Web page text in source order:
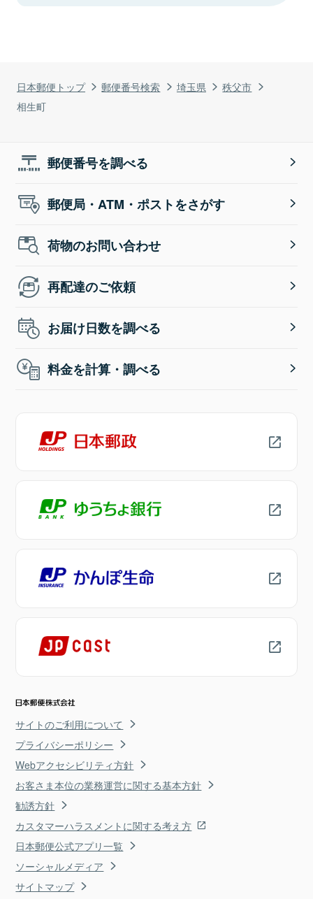
日本郵便トップ 郵便番号検索 埼玉県
秩父市
相生町
郵便番号を調べる
郵便局・ATM・ポストをさがす
荷物のお問い合わせ
再配達のご依頼
お届け日数を調べる
料金を計算・調べる
サイトのご利用について
プライバシーポリシー
Webアクセシビリティ方針
お客さま本位の業務運営に関する基本方針
勧誘方針
カスタマーハラスメントに関する考え方
日本郵便公式アプリ一覧
ソーシャルメディア
サイトマップ